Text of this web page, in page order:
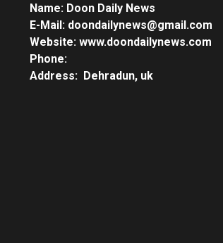
Name: Doon Daily News
E-Mail: doondailynews@gmail.com
Website: www.doondailynews.com
Phone:
Address: Dehradun, uk